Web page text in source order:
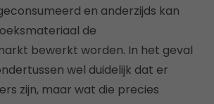
en anderzijds kan
de
bewerkt worden. In het geval
wel duidelijk dat er
zijn, maar wat die precies